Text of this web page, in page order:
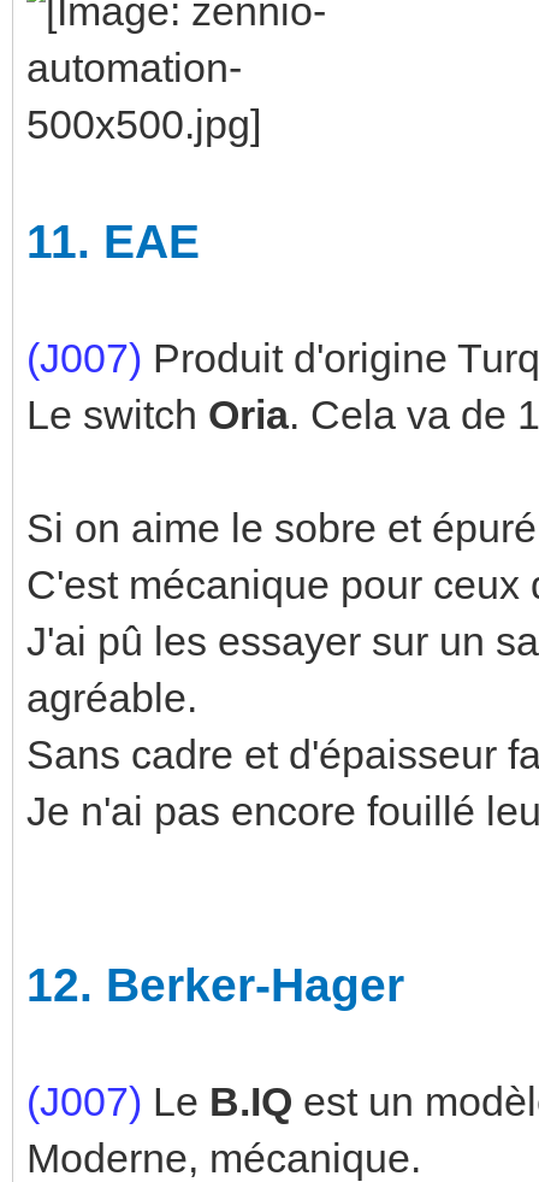
11. EAE
(J007) Produit d'origine
Le switch Oria. Cela va de
Si on aime le sobre et
C'est mécanique pour
J'ai pû les essayer sur un
agréable.
Sans cadre et d'épaisseur
Je n'ai pas encore fouillé
12. Berker-Hager
(J007) Le B.IQ est un
Moderne, mécanique.